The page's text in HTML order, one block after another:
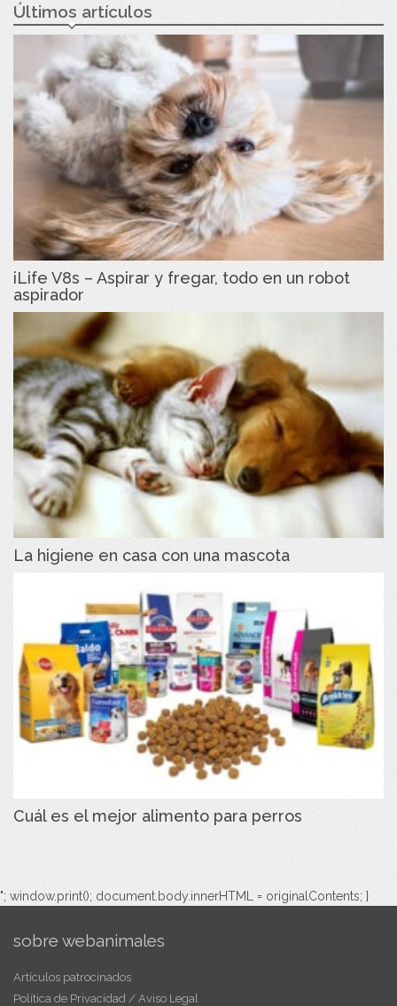
Últimos artículos
iLife V8s – Aspirar y fregar, todo en un robot
aspirador
La higiene en casa con una mascota
Cuál es el mejor alimento para perros
"; window.print(); document.body.innerHTML = originalContents; }
sobre webanimales
Artículos patrocinados
Política de Privacidad / Aviso Legal